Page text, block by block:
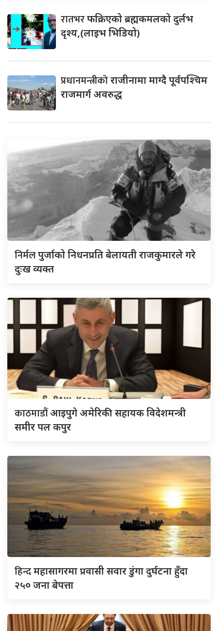
रातभरफक्रिएको ब्रह्मकमलको दुर्लभ
दृश्य,(लाइभ भिडियो)
प्रधानमन्त्रीकोराजीनामा माग्दै पूर्वपश्चिम
राजमार्ग अवरुद्ध
निर्मलपुर्जाको निधनप्रति बेलायती राजकुमारले गरे
दुःख व्यक्त
काठमाडौंआइपुगे अमेरिकी सहायक विदेशमन्त्री
समीर पल कपुर
हिन्दमहासागरमा प्रवासी सवार डुंगा दुर्घटना हुँदा
२५० जना बेपत्ता